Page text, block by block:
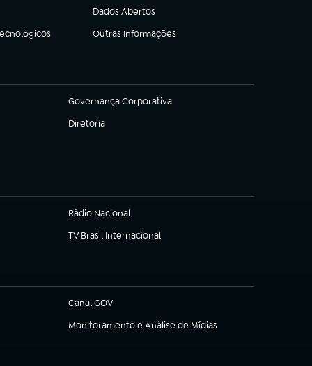
Dados Abertos
(abre em nova aba)
Outras Informações
(abre em nova aba)
Governança Corporativa
(abre em nova aba)
Diretoria
(abre em nova aba)
Rádio Nacional
TV Brasil Internacional
(abre em nova aba)
Canal GOV
(abre em nova aba)
Monitoramento e Análise de Mídias
(abre em nova aba)